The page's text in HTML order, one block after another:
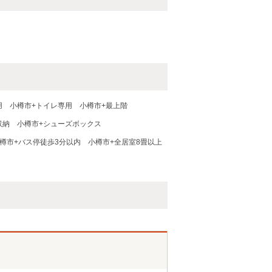
小樽市+トイレ専用 小樽市+最上階
納 小樽市+シューズボックス
市+バス停徒歩3分以内 小樽市+全居室8畳以上